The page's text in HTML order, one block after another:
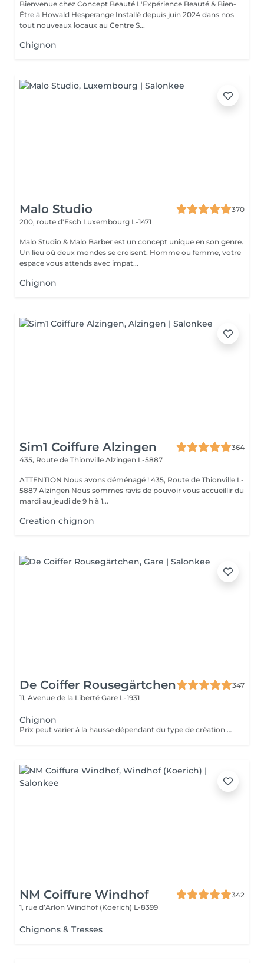
Bienvenue chez Concept Beauté L'Expérience Beauté & Bien-
Être à Howald Hesperange Installé depuis juin 2024 dans nos
tout nouveaux locaux au Centre S...
Chignon
Malo Studio
370
200, route d'Esch Luxembourg L-1471
Malo Studio & Malo Barber est un concept unique en son genre.
Un lieu où deux mondes se croisent. Homme ou femme, votre
espace vous attends avec impat...
Chignon
Sim1 Coiffure Alzingen
364
435, Route de Thionville Alzingen L-5887
ATTENTION Nous avons déménagé ! 435, Route de Thionville L-
5887 Alzingen Nous sommes ravis de pouvoir vous accueillir du
mardi au jeudi de 9 h à 1...
Creation chignon
De Coiffer Rousegärtchen
347
11, Avenue de la Liberté Gare L-1931
Chignon
Prix peut varier à la hausse dépendant du type de création finalement réalisée.
NM Coiffure Windhof
342
1, rue d’Arlon Windhof (Koerich) L-8399
Chignons & Tresses